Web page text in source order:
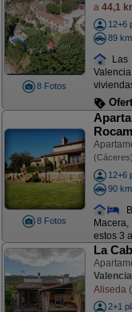
8 Fotos
a 44,1
12+6
89
Las
8 Fotos
(Cáceres)
12+6
90
estos 3
La
Aliseda
2+1